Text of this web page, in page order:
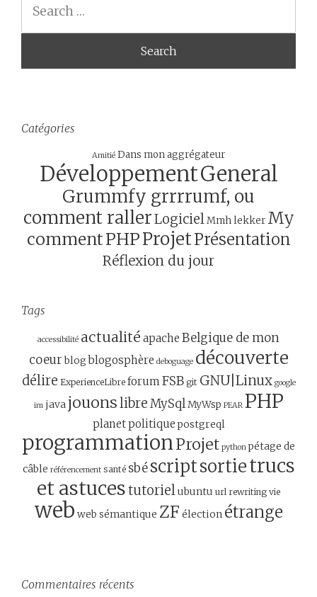
Catégories
Amitié Dans mon aggrégateur
DéveloppementGeneral
Grummfy grrrrumf, ou
comment rallerLogiciel Mmh lekker My
commentPHPProjetPrésentation
Réflexion du jour
Tags
accessibilité actualité apache Belgique de mon
coeurblog blogosphère deboguage découverte
délire ExperienceLibre forumFSB git GNU|Linux google
im javajouonslibreMySqlMyWsp PEAR PHP
planetpolitiquepostgreql
programmationProjet python pétage de
câble référencement santé sbé scriptsortietrucs
et astucestutorielubuntu url rewriting vie
web web sémantique ZF élection étrange
Commentaires récents